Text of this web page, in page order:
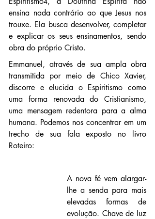
ensina nada contrário ao que Jesus nos
trouxe. Ela busca desenvolver, completar
e explicar os seus ensinamentos, sendo
obra do próprio Cristo.
Emmanuel, através de sua ampla obra
transmitida por meio de Chico Xavier,
discorre e elucida o Espiritismo como
uma forma renovada do Cristianismo,
uma mensagem redentora para a alma
humana. Podemos nos concentrar em um
trecho de sua fala exposto no livro
Roteiro:
A nova fé vem alargar-
lhe a senda para mais
elevadas formas de
evolução. Chave de luz